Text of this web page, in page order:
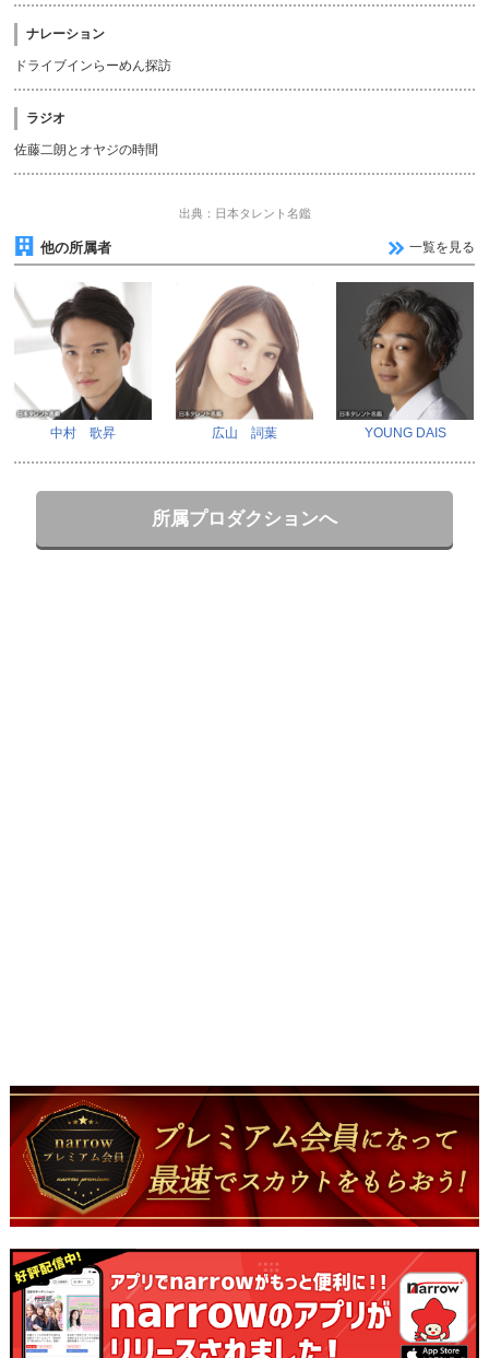
ナレーション
ドライブインらーめん探訪
ラジオ
佐藤二朗とオヤジの時間
出典：日本タレント名鑑
他の所属者 一覧を見る
中村 歌昇 広山 詞葉 YOUNG DAIS
所属プロダクションへ